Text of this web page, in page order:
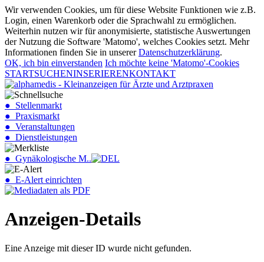
Wir verwenden Cookies, um für diese Website Funktionen wie z.B.
Login, einen Warenkorb oder die Sprachwahl zu ermöglichen.
Weiterhin nutzen wir für anonymisierte, statistische Auswertungen
der Nutzung die Software 'Matomo', welches Cookies setzt. Mehr
Informationen finden Sie in unsererDatenschutzerklärung.
OK, ich bin einverstanden Ich möchte keine 'Matomo'-Cookies
STARTSUCHENINSERIERENKONTAKT
● Stellenmarkt
● Praxismarkt
● Veranstaltungen
● Dienstleistungen
● Gynäkologische M..
● E-Alert einrichten
Anzeigen-Details
Eine Anzeige mit dieser ID wurde nicht gefunden.